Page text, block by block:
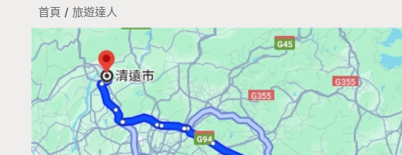
首頁 / 旅遊達人